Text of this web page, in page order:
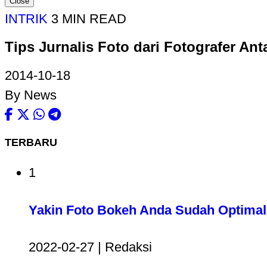
INTRIK 3 MIN READ
Tips Jurnalis Foto dari Fotografer
2014-10-18
By News
TERBARU
1
Yakin Foto Bokeh Anda Sudah
2022-02-27 | Redaksi